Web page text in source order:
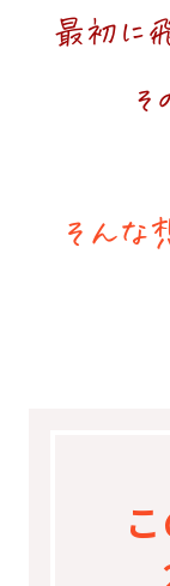
最初に
そ
そん